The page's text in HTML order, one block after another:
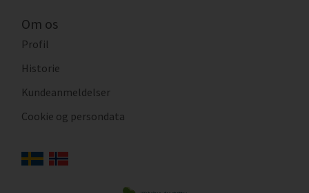
Om os
Profil
Historie
Kundeanmeldelser
Cookie og persondata